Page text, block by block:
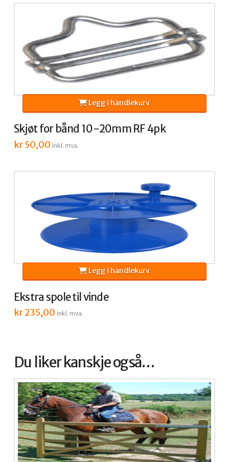
Skjøt for bånd 10-20mm RF 4pk
kr50,00 inkl. mva.
Legg i handlekurv
Ekstra spole til vinde
kr235,00 inkl. mva.
Legg i handlekurv
Du liker kanskje også…